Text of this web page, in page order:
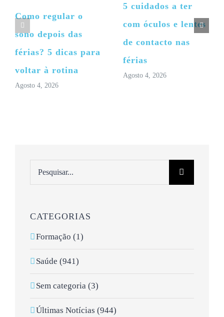
Como regular o
sono depois das
férias? 5 dicas para
voltar à rotina
Agosto 4, 2026
5 cuidados a ter
com óculos e lentes
de contacto nas
férias
Agosto 4, 2026
CATEGORIAS
Formação (1)
Saúde (941)
Sem categoria (3)
Últimas Notícias (944)